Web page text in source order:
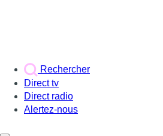
Rechercher
Direct tv
Direct radio
Alertez-nous